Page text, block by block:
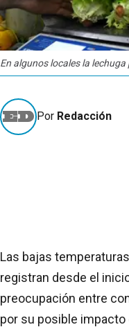
En algunos locales la
Por Redacción
Las bajas
registran desde el
preocupación entre
por su posible impacto